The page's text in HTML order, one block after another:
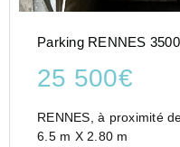
Parking RENNES
25 500€
RENNES, à proximité
6.5 m X 2.80 m